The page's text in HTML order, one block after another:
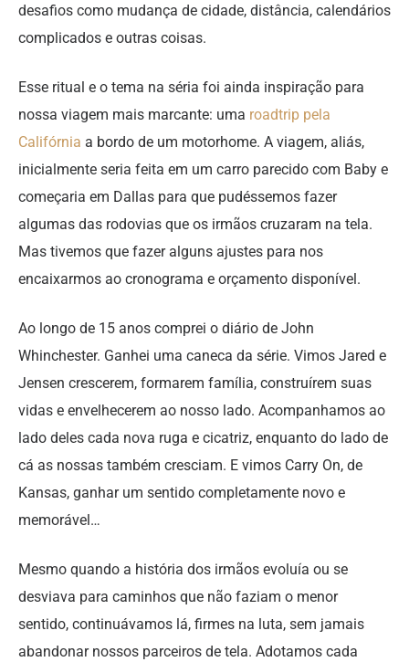
desafios como mudança de cidade, distância, calendários
complicados e outras coisas.
Esse ritual e o tema na séria foi ainda inspiração para
nossa viagem mais marcante: uma roadtrip pela
Califórnia a bordo de um motorhome. A viagem, aliás,
inicialmente seria feita em um carro parecido com Baby e
começaria em Dallas para que pudéssemos fazer
algumas das rodovias que os irmãos cruzaram na tela.
Mas tivemos que fazer alguns ajustes para nos
encaixarmos ao cronograma e orçamento disponível.
Ao longo de 15 anos comprei o diário de John
Whinchester. Ganhei uma caneca da série. Vimos Jared e
Jensen crescerem, formarem família, construírem suas
vidas e envelhecerem ao nosso lado. Acompanhamos ao
lado deles cada nova ruga e cicatriz, enquanto do lado de
cá as nossas também cresciam. E vimos Carry On, de
Kansas, ganhar um sentido completamente novo e
memorável…
Mesmo quando a história dos irmãos evoluía ou se
desviava para caminhos que não faziam o menor
sentido, continuávamos lá, firmes na luta, sem jamais
abandonar nossos parceiros de tela. Adotamos cada